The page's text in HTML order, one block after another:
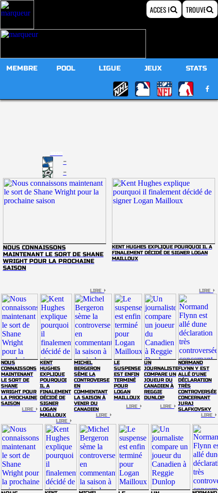
MEMBRE POOL LIGUE JEUX STATS
-
-
NOUS CONNAISSONS
MAINTENANT LE SORT DE SHANE
WRIGHT POUR LA PROCHAINE
SAISON
LIRE
KENT HUGHES EXPLIQUE POURQUOI IL A
FINALEMENT DÉCIDÉ DE SIGNER LOGAN
MAILLOUX
LIRE
NOUS
CONNAISSONS
MAINTENANT
LE SORT DE
SHANE
WRIGHT POUR
LA PROCHAINE
SAISON
LIRE
KENT
HUGHES
EXPLIQUE
POURQUOI
IL A
FINALEMENT
DÉCIDÉ DE
SIGNER
LOGAN
MAILLOUX
LIRE
MICHEL
BERGERON
SÈME LA
CONTROVERSE
EN
COMMENTANT
LA SAISON À
VENIR DU
CANADIEN
LIRE
LE
SUSPENSE
EST ENFIN
TERMINÉ
POUR
LOGAN
MAILLOUX
LIRE
UN
JOURNALISTE
COMPARE UN
JOUEUR DU
CANADIEN À
REGGIE
DUNLOP
LIRE
NORMAND
FLYNN Y EST
ALLÉ D'UNE
DÉCLARATION
TRÈS
CONTROVERSÉE
CONCERNANT
JURAJ
SLAFKOVSKY
LIRE